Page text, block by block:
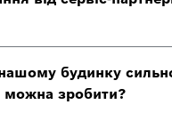
будинку
зробити?